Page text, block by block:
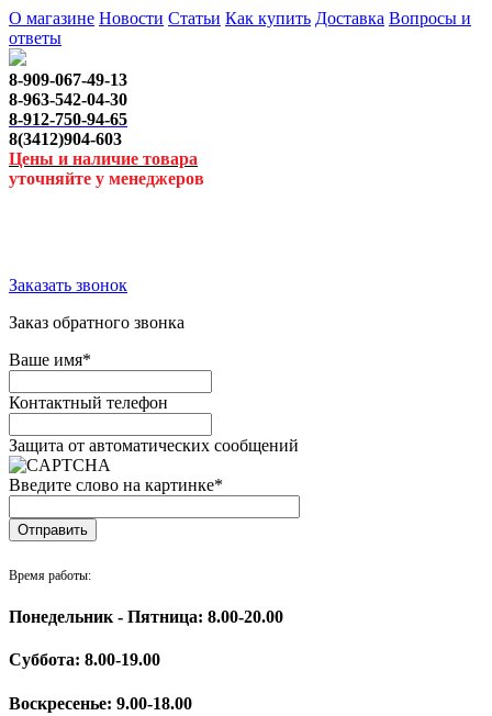
О магазине Новости Статьи Как купить Доставка Вопросы и
ответы
8-909-067-49-13
8-963-542-04-30
8-912-750-94-65
8(3412)904-603
Цены и наличие товара
уточняйте у менеджеров
Заказать звонок
Заказ обратного звонка
Ваше имя*
Контактный телефон
Защита от автоматических сообщений
Введите слово на картинке*
Время работы:
Понедельник - Пятница: 8.00-20.00
Суббота: 8.00-19.00
Воскресенье: 9.00-18.00